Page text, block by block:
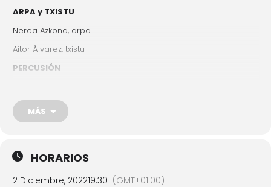
ARPA y TXISTU
Nerea Azkona, arpa
Aitor Álvarez, txistu
PERCUSIÓN
CANTO
Jon Imanol Etxabe, barítono
Javier Glez. Sarmiento, piano
COMBO JAZZ
MÁS
HORARIOS
2 Diciembre, 202219:30 (GMT+01:00)